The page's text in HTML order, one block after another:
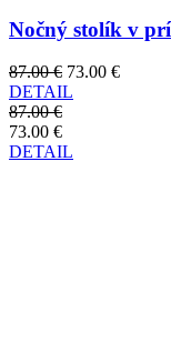
Nočný stolík v
87.00 € 73.00 €
DETAIL
87.00 €
73.00 €
DETAIL